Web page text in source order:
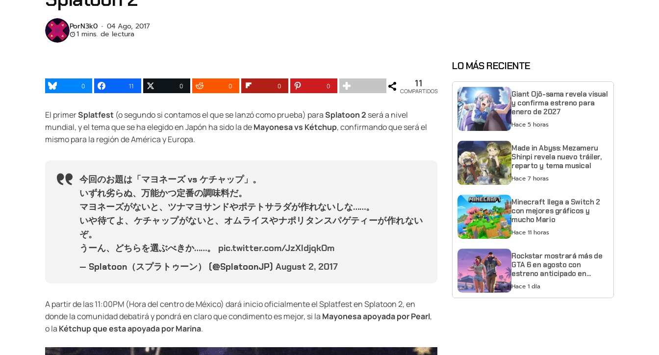
PorN3k0 04 Ago, 2017
1 mins. de lectura
0 11 0 0 0 0 11
COMPARTIDOS
El primerSplatfest (o segundo si contamos el que se lanzó como prueba) paraSplatoon 2 será a nivel
mundial, y el tema que se ha elegido en Japón ha sido la deMayonesa vs Kétchup, confirmando que será el
mismo para la región de América y Europa.
今回のお題は「マヨネーズ vs ケチャップ」。
いずれ劣らぬ、万能かつ定番の調味料だ。
マヨネーズがないと、ツナマヨサンドやポテトサラダが作れないしな……。
いや待てよ、ケチャップがないと、オムライスやナポリタンスパゲティーが作れない
ぞ。
うーん、どちらを選ぶべきか……。 pic.twitter.com/JzXldjqkOm
— Splatoon（スプラトゥーン） (@SplatoonJP) August 2, 2017
A partir de las 11:00PM (Hora del centro de México) dará inicio oficialmente el Splatfest en Splatoon 2, en
donde la comunidad debatirá y pondrá en claro que condimento es mejor, si la Mayonesa apoyada por Pearl,
o la Kétchup que esta apoyada por Marina.
LO MÁS RECIENTE
Giant Ojō-sama revela visual
y confirma estreno para
enero de 2027
Hace 5 horas
Made in Abyss: Mezameru
Shinpi revela nuevo tráiler,
reparto y tema musical
Hace 7 horas
Minecraft llega a Switch 2
con mejores gráficos y
mucho Mario
Hace 11 horas
Rockstar mostrará más de
GTA 6 en agosto con
estreno anticipado en
Netflix
Hace 1 día